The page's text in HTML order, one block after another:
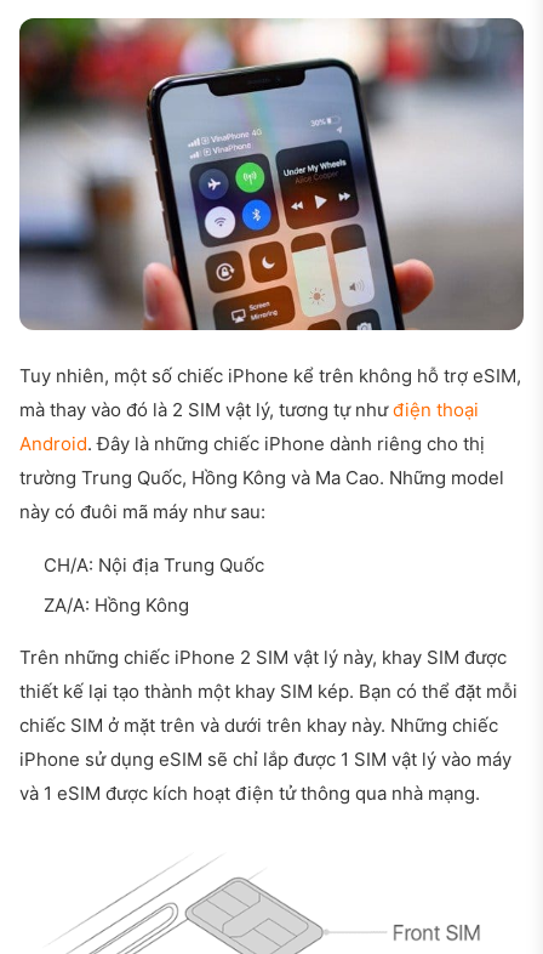
Tuy nhiên, một số chiếc iPhone kể trên không hỗ trợ eSIM,
mà thay vào đó là 2 SIM vật lý, tương tự nhưđiện thoại
Android. Đây là những chiếc iPhone dành riêng cho thị
trường Trung Quốc, Hồng Kông và Ma Cao. Những model
này có đuôi mã máy như sau:
CH/A: Nội địa Trung Quốc
ZA/A: Hồng Kông
Trên những chiếc iPhone 2 SIM vật lý này, khay SIM được
thiết kế lại tạo thành một khay SIM kép. Bạn có thể đặt mỗi
chiếc SIM ở mặt trên và dưới trên khay này. Những chiếc
iPhone sử dụng eSIM sẽ chỉ lắp được 1 SIM vật lý vào máy
và 1 eSIM được kích hoạt điện tử thông qua nhà mạng.